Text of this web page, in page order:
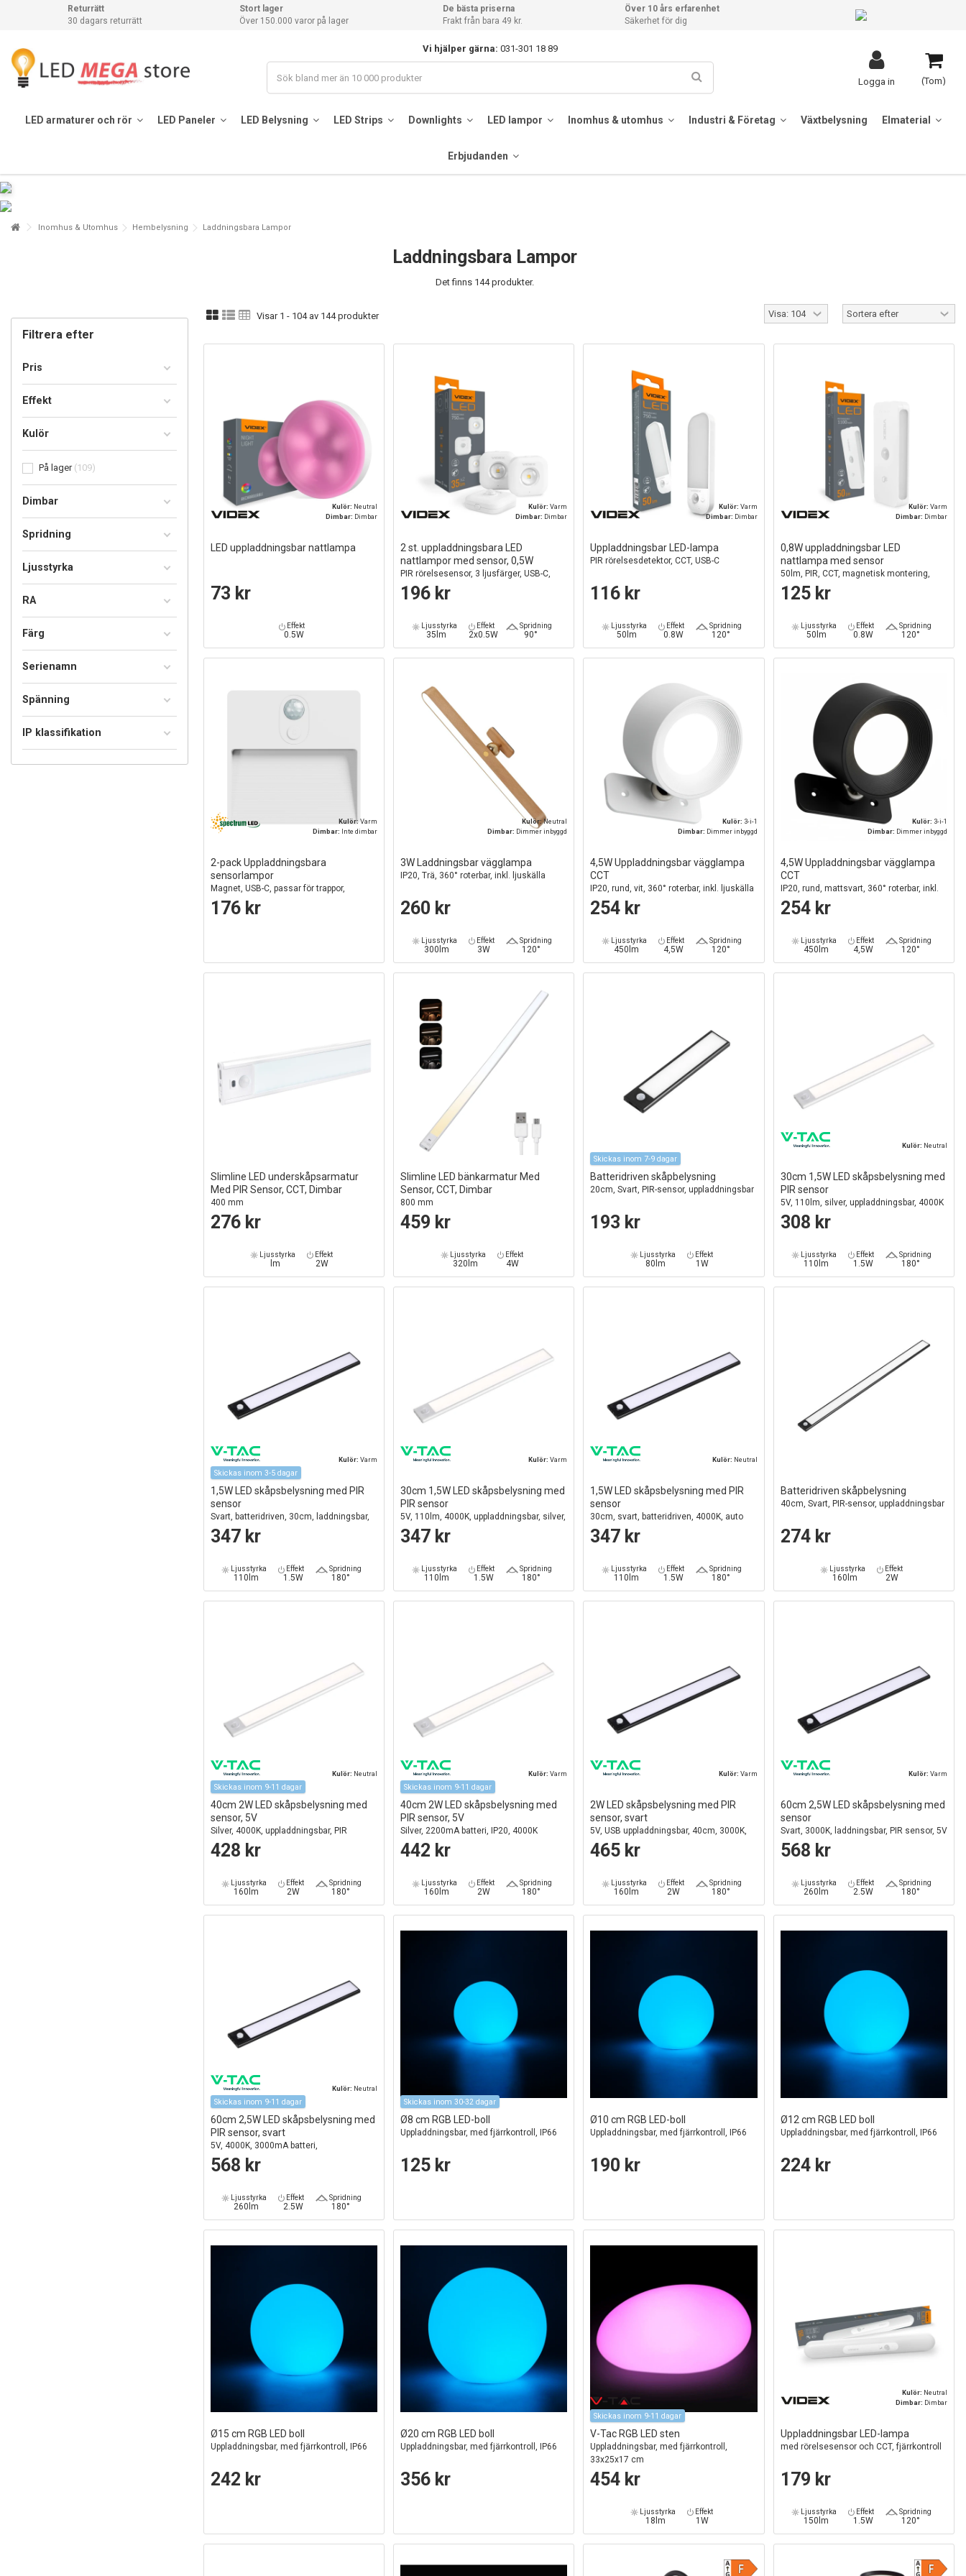
Returrätt
30 dagars returrätt
Stort lager
Över 150.000 varor på lager
De bästa priserna
Frakt från bara 49 kr.
Över 10 års erfarenhet
Säkerhet för dig
Vi hjälper gärna: 031-301 18 89
(Tom)
Logga in
LED armaturer och rör LED Paneler LED Belysning LED Strips Downlights LED lampor Inomhus & utomhus Industri & Företag Växtbelysning Elmaterial
Erbjudanden
Inomhus & Utomhus Hembelysning Laddningsbara Lampor
Laddningsbara Lampor
Det finns 144 produkter.
Visar 1 - 104 av 144 produkter
Kulör: Neutral
Dimbar: Dimbar
LED uppladdningsbar nattlampa
73 kr
Effekt
0.5W
Kulör:Varm
Dimbar: Dimbar
2 st. uppladdningsbara LED
nattlampor med sensor, 0,5W
PIR rörelsesensor, 3 ljusfärger, USB-C,
magnetisk montering, inomhus
196 kr
Ljusstyrka
35lm
Effekt
2x0.5W
Spridning
90°
Kulör: Varm
Dimbar: Dimbar
Uppladdningsbar LED-lampa
PIR rörelsesdetektor, CCT, USB-C
116 kr
Ljusstyrka
50lm
Effekt
0.8W
Spridning
120°
Kulör: Varm
Dimbar: Dimbar
0,8W uppladdningsbar LED
nattlampa med sensor
50lm, PIR, CCT, magnetisk montering,
USB-C, 3.7V
125 kr
Ljusstyrka
50lm
Effekt
0.8W
Spridning
120°
Kulör:Varm
Dimbar: Inte dimbar
2-pack Uppladdningsbara
sensorlampor
Magnet, USB-C, passar för trappor,
garderob, nattlampa mm.
176 kr
Kulör:Neutral
Dimbar: Dimmer inbyggd
3W Laddningsbar vägglampa
IP20, Trä, 360° roterbar, inkl. ljuskälla
260 kr
Ljusstyrka
300lm
Effekt
3W
Spridning
120°
Kulör: 3-i-1
Dimbar: Dimmer inbyggd
4,5W Uppladdningsbar vägglampa
CCT
IP20, rund, vit, 360° roterbar, inkl. ljuskälla
och fjärrkontroll
254 kr
Ljusstyrka
450lm
Effekt
4,5W
Spridning
120°
Kulör: 3-i-1
Dimbar: Dimmer inbyggd
4,5W Uppladdningsbar vägglampa
CCT
IP20, rund, mattsvart, 360° roterbar, inkl.
ljuskälla och fjärrkontroll
254 kr
Ljusstyrka
450lm
Effekt
4,5W
Spridning
120°
Slimline LED underskåpsarmatur
Med PIR Sensor, CCT, Dimbar
400 mm
276 kr
Ljusstyrka
lm
Effekt
2W
Slimline LED bänkarmatur Med
Sensor, CCT, Dimbar
800 mm
459 kr
Ljusstyrka
320lm
Effekt
4W
Skickas inom 7-9 dagar
Batteridriven skåpbelysning
20cm, Svart, PIR-sensor, uppladdningsbar
193 kr
Ljusstyrka
80lm
Effekt
1W
Kulör: Neutral
30cm 1,5W LED skåpsbelysning med
PIR sensor
5V, 110lm, silver, uppladdningsbar, 4000K
308 kr
Ljusstyrka
110lm
Effekt
1.5W
Spridning
180°
Kulör:Varm
Skickas inom 3-5 dagar
1,5W LED skåpsbelysning med PIR
sensor
Svart, batteridriven, 30cm, laddningsbar,
inomhus
347 kr
Ljusstyrka
110lm
Effekt
1.5W
Spridning
180°
Kulör:Varm
30cm 1,5W LED skåpsbelysning med
PIR sensor
5V, 110lm, 4000K, uppladdningsbar, silver,
magnetisk montering
347 kr
Ljusstyrka
110lm
Effekt
1.5W
Spridning
180°
Kulör: Neutral
1,5W LED skåpsbelysning med PIR
sensor
30cm, svart, batteridriven, 4000K, auto
on/off
347 kr
Ljusstyrka
110lm
Effekt
1.5W
Spridning
180°
Batteridriven skåpbelysning
40cm, Svart, PIR-sensor, uppladdningsbar
274 kr
Ljusstyrka
160lm
Effekt
2W
Kulör: Neutral
Skickas inom 9-11 dagar
40cm 2W LED skåpsbelysning med
sensor, 5V
Silver, 4000K, uppladdningsbar, PIR
sensor, IP20
428 kr
Ljusstyrka
160lm
Effekt
2W
Spridning
180°
Kulör:Varm
Skickas inom 9-11 dagar
40cm 2W LED skåpsbelysning med
PIR sensor, 5V
Silver, 2200mA batteri, IP20, 4000K
442 kr
Ljusstyrka
160lm
Effekt
2W
Spridning
180°
Kulör: Varm
2W LED skåpsbelysning med PIR
sensor, svart
5V, USB uppladdningsbar, 40cm, 3000K,
rörelsesensor
465 kr
Ljusstyrka
160lm
Effekt
2W
Spridning
180°
Kulör: Varm
60cm 2,5W LED skåpsbelysning med
sensor
Svart, 3000K, laddningsbar, PIR sensor, 5V
USB
568 kr
Ljusstyrka
260lm
Effekt
2.5W
Spridning
180°
Kulör: Neutral
Skickas inom 9-11 dagar
60cm 2,5W LED skåpsbelysning med
PIR sensor, svart
5V, 4000K, 3000mA batteri,
uppladdningsbar, IP20
568 kr
Ljusstyrka
260lm
Effekt
2.5W
Spridning
180°
Skickas inom 30-32 dagar
Ø8 cm RGB LED-boll
Uppladdningsbar, med fjärrkontroll, IP66
125 kr
Ø10 cm RGB LED-boll
Uppladdningsbar, med fjärrkontroll, IP66
190 kr
Ø12 cm RGB LED boll
Uppladdningsbar, med fjärrkontroll, IP66
224 kr
Ø15 cm RGB LED boll
Uppladdningsbar, med fjärrkontroll, IP66
242 kr
Ø20 cm RGB LED boll
Uppladdningsbar, med fjärrkontroll, IP66
356 kr
Skickas inom 9-11 dagar
V-Tac RGB LED sten
Uppladdningsbar, med fjärrkontroll,
33x25x17 cm
454 kr
Ljusstyrka
18lm
Effekt
1W
Kulör: Neutral
Dimbar: Dimbar
Uppladdningsbar LED-lampa
med rörelsesensor och CCT, fjärrkontroll
179 kr
Ljusstyrka
150lm
Effekt
1.5W
Spridning
120°
Filtrera efter
Pris
Effekt
Kulör
På lager 109
Dimbar
Spridning
Ljusstyrka
RA
Färg
Serienamn
Spänning
IP klassifikation